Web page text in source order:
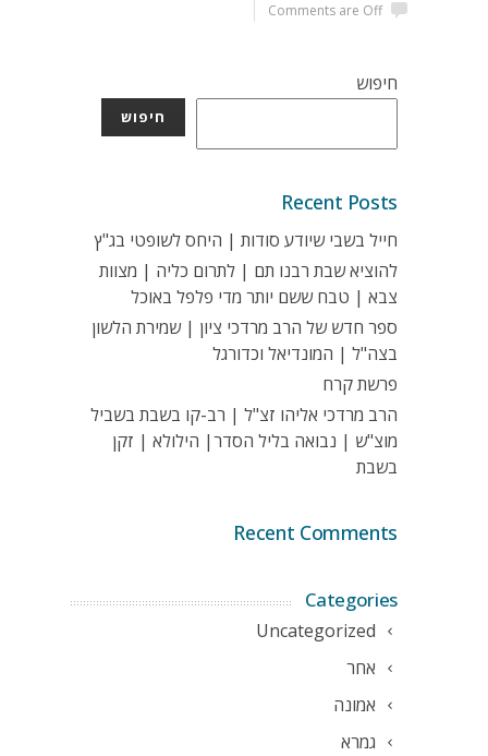
Comments are Off
חיפוש
חיפוש
Recent Posts
חייל בשבי שיודע סודות | היחס לשופטי בג"ץ
להוציא שבת רבנו תם | לתרום כליה | מצוות
צבא | טבח ששם יותר מדי פלפל באוכל
ספר חדש של הרב מרדכי ציון | שמירת הלשון
בצה"ל | המונדיאל וכדורגל
פרשת קרח
הרב מרדכי אליהו זצ"ל | רב-קו בשבת בשביל
מוצ"ש | נבואה בליל הסדר| הילולא | זקן
בשבת
Recent Comments
Categories
Uncategorized
אחר
אמונה
גמרא